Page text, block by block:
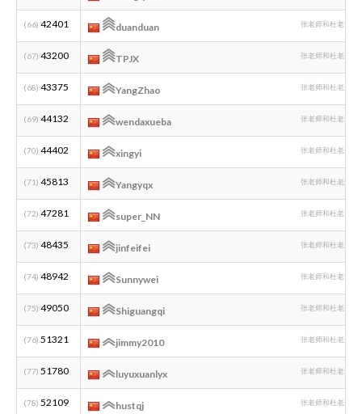
(66) 42401 duanduan 张老师和杜老师编
(67) 43200 TPJX 张老师和杜老师编
(68) 43375 YangZhao 张老师和杜老师编
(69) 44132 wendaxueba 张老师和杜老师编
(70) 44402 xingyi 张老师和杜老师编
(71) 45813 Yangyqx 张老师和杜老师编
(72) 47281 super_NN 张老师和杜老师编
(73) 48435 jinfeifei 张老师和杜老师编
(74) 48942 Sunnywei 张老师和杜老师编
(75) 49050 Shiguangqi 张老师和杜老师编
(76) 51321 jimmy2010 张老师和杜老师编
(77) 51780 luyuxuanlyx 张老师和杜老师编
(78) 52109 hustqj 张老师和杜老师编